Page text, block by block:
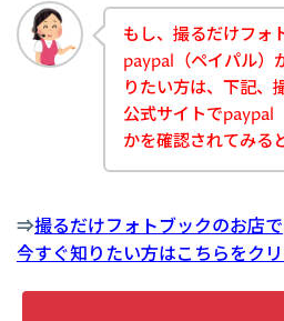
もし、撮るだけフォ
paypal（ペイパル）
りたい方は、下記、
公式サイトでpaypal
かを確認されてみる
⇒撮るだけフォトブックのお店
今すぐ知りたい方はこちらをク